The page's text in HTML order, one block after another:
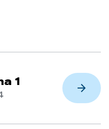
1 arrow_forward